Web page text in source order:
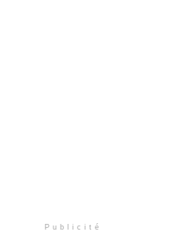
Publicité